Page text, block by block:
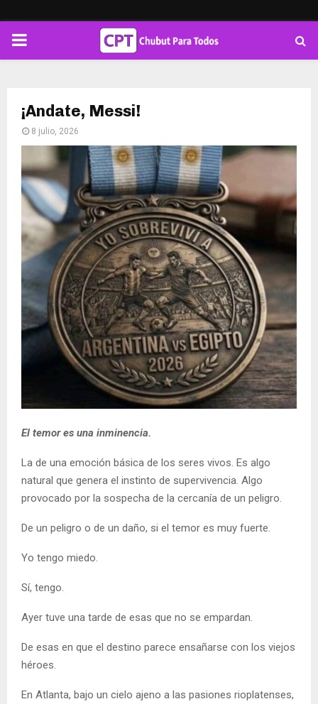
PRIMARY
¡Andate, Messi!
8 julio, 2026
El temor es una inminencia.
La de una emoción básica de los seres vivos. Es algo
natural que genera el instinto de supervivencia. Algo
provocado por la sospecha de la cercanía de un peligro.
De un peligro o de un daño, si el temor es muy fuerte.
Yo tengo miedo.
Sí, tengo.
Ayer tuve una tarde de esas que no se empardan.
De esas en que el destino parece ensañarse con los viejos
héroes.
En Atlanta, bajo un cielo ajeno a las pasiones rioplatenses,